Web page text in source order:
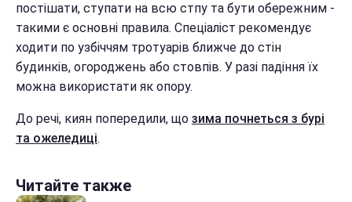
постішати, ступати на всю стпу та бути обережним -
такими є основні правила. Спеціаліст рекомендує
ходити по узбіччям тротуарів ближче до стін
будинків, огороджень або стовпів. У разі падіння їх
можна використати як опору.
До речі, киян попередили, що зима почнеться з бурі
та ожеледиці.
Читайте также